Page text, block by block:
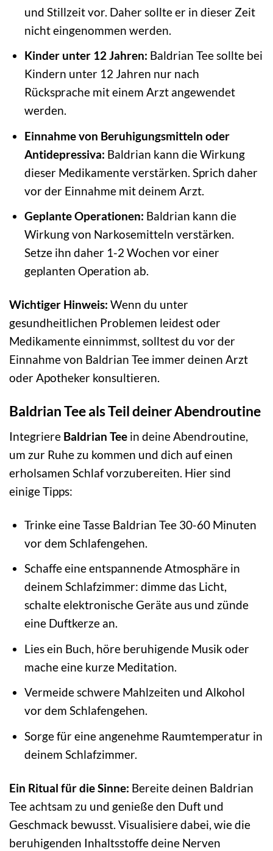
und Stillzeit vor. Daher sollte er in dieser Zeit
nicht eingenommen werden.
Kinder unter 12 Jahren: Baldrian Tee sollte bei
Kindern unter 12 Jahren nur nach
Rücksprache mit einem Arzt angewendet
werden.
Einnahme von Beruhigungsmitteln oder
Antidepressiva: Baldrian kann die Wirkung
dieser Medikamente verstärken. Sprich daher
vor der Einnahme mit deinem Arzt.
Geplante Operationen: Baldrian kann die
Wirkung von Narkosemitteln verstärken.
Setze ihn daher 1-2 Wochen vor einer
geplanten Operation ab.
Wichtiger Hinweis: Wenn du unter
gesundheitlichen Problemen leidest oder
Medikamente einnimmst, solltest du vor der
Einnahme von Baldrian Tee immer deinen Arzt
oder Apotheker konsultieren.
Baldrian Tee als Teil deiner Abendroutine
Integriere Baldrian Tee in deine Abendroutine,
um zur Ruhe zu kommen und dich auf einen
erholsamen Schlaf vorzubereiten. Hier sind
einige Tipps:
Trinke eine Tasse Baldrian Tee 30-60 Minuten
vor dem Schlafengehen.
Schaffe eine entspannende Atmosphäre in
deinem Schlafzimmer: dimme das Licht,
schalte elektronische Geräte aus und zünde
eine Duftkerze an.
Lies ein Buch, höre beruhigende Musik oder
mache eine kurze Meditation.
Vermeide schwere Mahlzeiten und Alkohol
vor dem Schlafengehen.
Sorge für eine angenehme Raumtemperatur in
deinem Schlafzimmer.
Ein Ritual für die Sinne: Bereite deinen Baldrian
Tee achtsam zu und genieße den Duft und
Geschmack bewusst. Visualisiere dabei, wie die
beruhigenden Inhaltsstoffe deine Nerven